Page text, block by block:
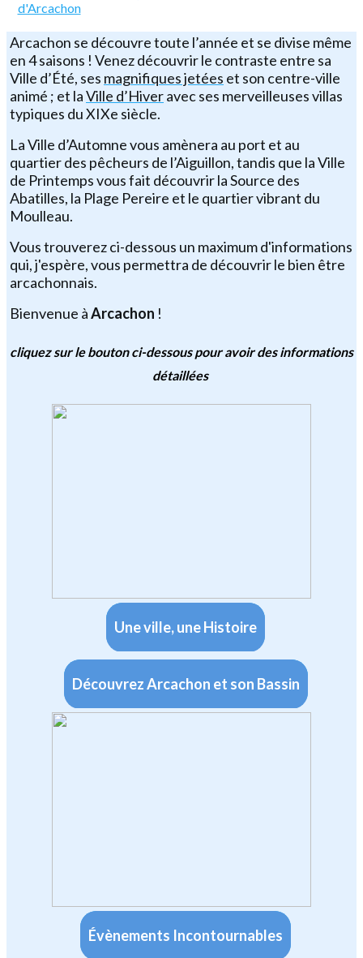
d'Arcachon
Arcachon se découvre toute l’année et se divise même
en 4 saisons ! Venez découvrir le contraste entre sa
Ville d’Été, ses magnifiques jetées et son centre-ville
animé ; et laVille d’Hiveravec ses merveilleuses villas
typiques du XIXe siècle.
La Ville d’Automne vous amènera au port et au
quartier des pêcheurs de l’Aiguillon, tandis que la Ville
de Printemps vous fait découvrir la Source des
Abatilles, la Plage Pereire et le quartier vibrant du
Moulleau.
Vous trouverez ci-dessous un maximum d'informations
qui, j'espère, vous permettra de découvrir le bien être
arcachonnais.
Bienvenue àArcachon !
cliquez sur le bouton ci-dessous pour avoir des informations
détaillées
Une ville, une Histoire
Découvrez Arcachon et son Bassin
Évènements Incontournables